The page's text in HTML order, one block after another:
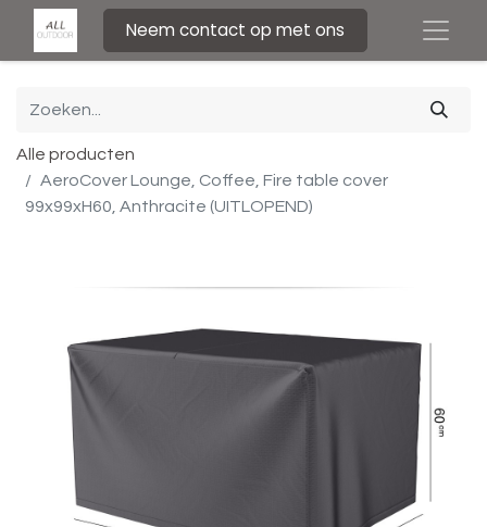
Neem contact op met ons
Alle producten
AeroCover Lounge, Coffee, Fire table cover
99x99xH60, Anthracite (UITLOPEND)